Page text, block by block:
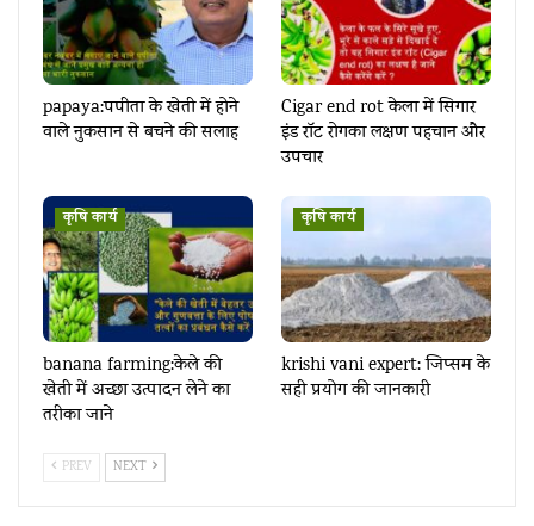
papaya:पपीता के खेती में होने
वाले नुकसान से बचने की सलाह
Cigar end rot केला में सिगार
इंड रॉट रोगका लक्षण पहचान और
उपचार
कृषि कार्य
banana farming:केले की
खेती में अच्छा उत्पादन लेने का
तरीका जाने
कृषि कार्य
krishi vani expert: जिप्सम के
सही प्रयोग की जानकारी
PREV NEXT